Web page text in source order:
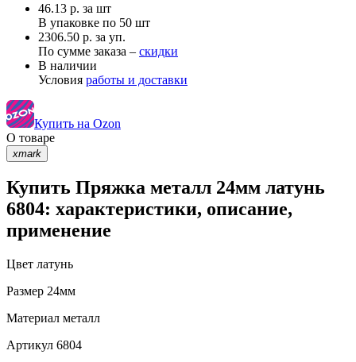
46.13 р. за шт
В упаковке по 50 шт
2306.50 р. за уп.
По сумме заказа – скидки
В наличии
Условия работы и доставки
Купить на Ozon
О товаре
xmark
Купить Пряжка металл 24мм латунь
6804: характеристики, описание,
применение
Цвет латунь
Размер 24мм
Материал металл
Артикул 6804